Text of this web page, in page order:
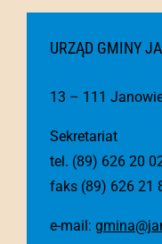
URZĄD GMINY
13 – 111
Sekretariat
tel. (89) 626 20
faks (89) 626 21
e-mail: